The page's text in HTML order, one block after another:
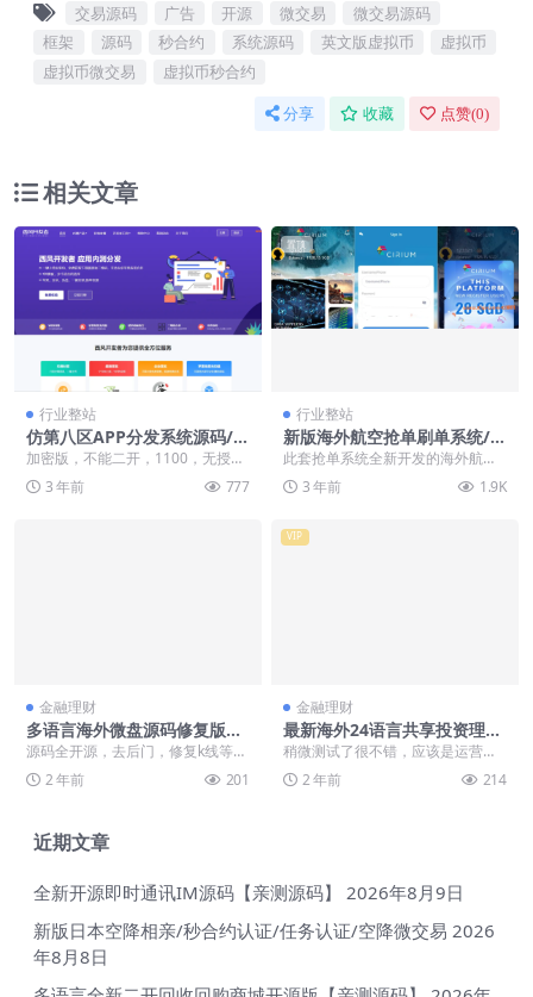
交易源码 广告 开源 微交易
微交易源码
框架
源码 秒合约 系统源码 英文版虚拟币
虚拟币
虚拟币微交易
虚拟币秒合约
分享 收藏 点赞(0)
相关文章
行业整站
仿第八区APP分发系统源码/H
5一键封装/ios免签封装/企业
签名/超及签名
加密版，不能二开，1100，无授
权，不限制。 无加密版本，可以自
己二开，全明文，...
3 年前 777
置顶
行业整站
新版海外航空抢单刷单系统/订
单自动匹配/前端uinapp
此套抢单系统全新开发的海外航空
抢单系统 前端uinapp开发带源码，
后端thin...
3 年前 1.9K
金融理财
多语言海外微盘源码修复版海
外微交易源码开源海外微盘微
源码全开源，去后门，修复k线等问
题。 完美运行。
2 年前 201
VIP
金融理财
最新海外24语言共享投资理财
太阳能板项目
稍微测试了很不错，应该是运营过
的源码，语言20多个，但是下单这
块应该是啥没设置好...
2 年前 214
近期文章
全新开源即时通讯IM源码【亲测源码】
2026年8月9日
新版日本空降相亲/秒合约认证/任务认证/空降微交易 2026
年8月8日